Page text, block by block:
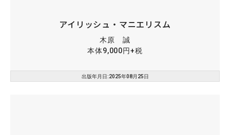
アイリッシュ・マニエリスム
木原 誠
本体9,000円+税
出版年月日:2025年08月25日